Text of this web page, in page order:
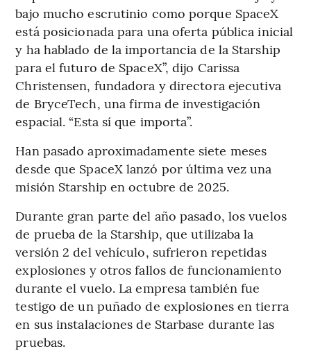
bajo mucho escrutinio como porque SpaceX
está posicionada para una oferta pública inicial
y ha hablado de la importancia de la Starship
para el futuro de SpaceX”, dijo Carissa
Christensen, fundadora y directora ejecutiva
de BryceTech, una firma de investigación
espacial. “Esta sí que importa”.
Han pasado aproximadamente siete meses
desde que SpaceX lanzó por última vez una
misión Starship en octubre de 2025.
Durante gran parte del año pasado, los vuelos
de prueba de la Starship, que utilizaba la
versión 2 del vehículo, sufrieron repetidas
explosiones y otros fallos de funcionamiento
durante el vuelo. La empresa también fue
testigo de un puñado de explosiones en tierra
en sus instalaciones de Starbase durante las
pruebas.